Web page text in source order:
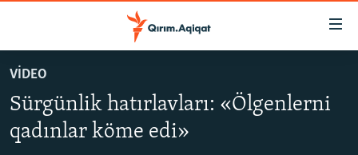
Esas
mündericege
qaytmaq
Baş
navigatsiyağa
SİYASET
İQTİSADİYAT
VİDEO
Sürgünlik hatırlavları: «Ölgenlerni
qadınlar köme edi»